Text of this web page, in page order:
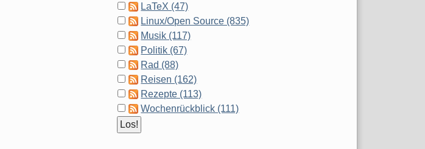
LaTeX (47)
Linux/Open Source (835)
Musik (117)
Politik (67)
Rad (88)
Reisen (162)
Rezepte (113)
Wochenrückblick (111)